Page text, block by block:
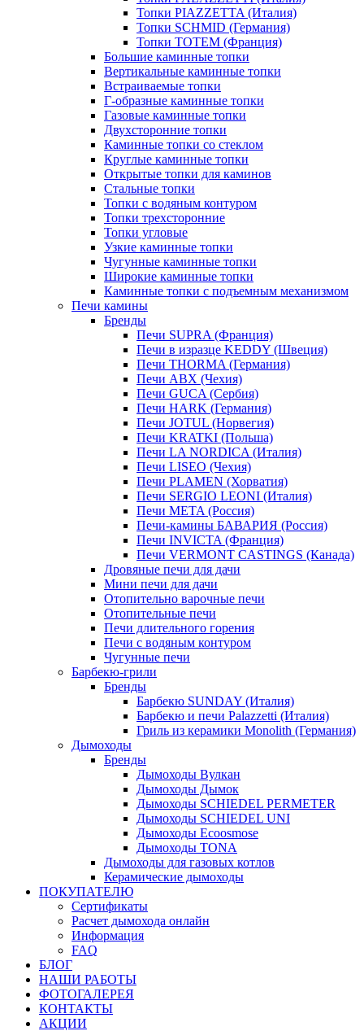
Топки PIAZZETTA (Италия)
Топки SCHMID (Германия)
Топки TOTEM (Франция)
Большие каминные топки
Вертикальные каминные топки
Встраиваемые топки
Г-образные каминные топки
Газовые каминные топки
Двухсторонние топки
Каминные топки со стеклом
Круглые каминные топки
Открытые топки для каминов
Стальные топки
Топки с водяным контуром
Топки трехсторонние
Топки угловые
Узкие каминные топки
Чугунные каминные топки
Широкие каминные топки
Каминные топки с подъемным механизмом
Печи камины
Бренды
Печи SUPRA (Франция)
Печи в изразце KEDDY (Швеция)
Печи THORMA (Германия)
Печи ABX (Чехия)
Печи GUCA (Сербия)
Печи HARK (Германия)
Печи JOTUL (Норвегия)
Печи KRATKI (Польша)
Печи LA NORDICA (Италия)
Печи LISEO (Чехия)
Печи PLAMEN (Хорватия)
Печи SERGIO LEONI (Италия)
Печи META (Россия)
Печи-камины БАВАРИЯ (Россия)
Печи INVICTA (Франция)
Печи VERMONT CASTINGS (Канада)
Дровяные печи для дачи
Мини печи для дачи
Отопительно варочные печи
Отопительные печи
Печи длительного горения
Печи с водяным контуром
Чугунные печи
Барбекю-грили
Бренды
Барбекю SUNDAY (Италия)
Барбекю и печи Palazzetti (Италия)
Гриль из керамики Monolith (Германия)
Дымоходы
Бренды
Дымоходы Вулкан
Дымоходы Дымок
Дымоходы SCHIEDEL PERMETER
Дымоходы SCHIEDEL UNI
Дымоходы Ecoosmose
Дымоходы TONA
Дымоходы для газовых котлов
Керамические дымоходы
ПОКУПАТЕЛЮ
Сертификаты
Расчет дымохода онлайн
Информация
FAQ
БЛОГ
НАШИ РАБОТЫ
ФОТОГАЛЕРЕЯ
КОНТАКТЫ
АКЦИИ